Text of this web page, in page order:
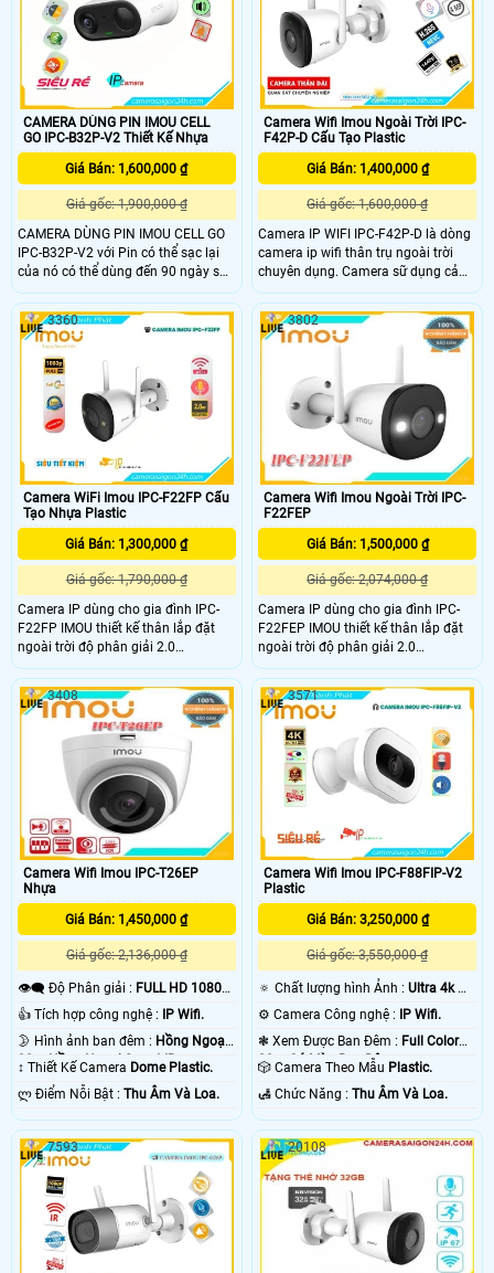
CAMERA DÙNG PIN IMOU CELL
GO IPC-B32P-V2 Thiết Kế Nhựa
Giá Bán: 1,600,000 ₫
Giá gốc: 1,900,000 ₫
CAMERA DÙNG PIN IMOU CELL GO
IPC-B32P-V2 với Pin có thể sạc lại
của nó có thể dùng đến 90 ngày sau
một lần sạc. Công nghệ phát hiện
người cho phép máy ảnh phát hiện
hình dạng cơ thể một cách thông
minh. Cung cấp khả năng giám sát
trực tiếp 2K để xem rõ những gì
đang xảy ra trong và xung quanh
nhà bạn
Camera Wifi Imou Ngoài Trời IPC-
F42P-D Cấu Tạo Plastic
Giá Bán: 1,400,000 ₫
Giá gốc: 1,600,000 ₫
Camera IP WIFI IPC-F42P-D là dòng
camera ip wifi thân trụ ngoài trời
chuyên dụng. Camera sữ dụng cảm
biến hinh ảnh Độ phân giải 4.0MP
cảm biến 1/2. 7” Sony NIR,
25/30fps@4
Camera WiFi Imou IPC-F22FP Cấu
Tạo Nhựa Plastic
Giá Bán: 1,300,000 ₫
Giá gốc: 1,790,000 ₫
Camera IP dùng cho gia đình IPC-
F22FP IMOU thiết kế thân lắp đặt
ngoài trời độ phân giải 2.0
megapixel, Tầm quan sát xa 30m
với công nghệ hồng ngoại thông
minh cùng các tính năng thông
minh khác làm tăng khả năng quan
3360
Camera Wifi Imou Ngoài Trời IPC-
F22FEP
Giá Bán: 1,500,000 ₫
Giá gốc: 2,074,000 ₫
Camera IP dùng cho gia đình IPC-
F22FEP IMOU thiết kế thân lắp đặt
ngoài trời độ phân giải 2.0
megapixel. Tầm quan sát xa 30m
với công nghệ hồng ngoại thông
minh cùng các tính năng thông
minh khác, làm tăng khả năng quan
3802
Camera Wifi Imou IPC-T26EP
Nhựa
Giá Bán: 1,450,000 ₫
Giá gốc: 2,136,000 ₫
👁️‍🗨 Độ Phân giải : FULL HD 1080P
👍 Tích hợp công nghệ :
IP Wifi.
🌛 Hình ảnh ban đêm : Hồng Ngoại
30m Hồng Ngoại Smart IR.
↕️ Thiết Kế Camera Dome Plastic.
️ლ Điểm Nỗi Bật : Thu Âm Và Loa.
3408
Camera Wifi Imou IPC-F88FIP-V2
Plastic
Giá Bán: 3,250,000 ₫
Giá gốc: 3,550,000 ₫
🔅 Chất lượng hình Ảnh :Ultra 4k 👍🏾
.
⚙ Camera Công nghệ :
IP Wifi.
❃ Xem Được Ban Đêm : Full Color
20m Có Màu Ban Ðêm.
🎲 Camera Theo Mẫu Plastic.
️🛃 Chức Năng :Thu Âm Và Loa.
3571
7593 20108